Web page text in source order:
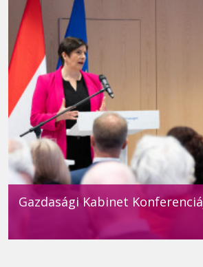
Gazdasági Kabinet